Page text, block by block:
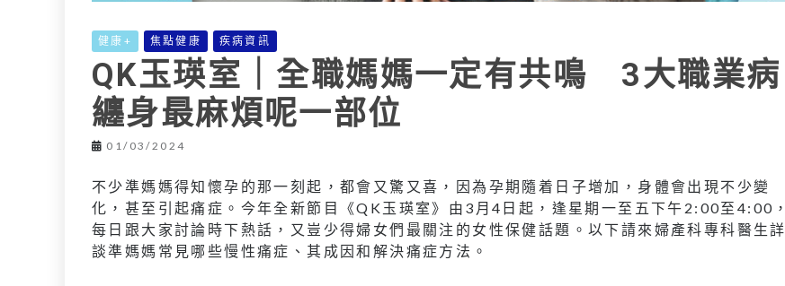
健康+ 焦點健康 疾病資訊
QK玉瑛室｜全職媽媽一定有共鳴 3大職業病
纏身最麻煩呢一部位
01/03/2024
不少準媽媽得知懷孕的那一刻起，都會又驚又喜，因為孕期隨着日子增加，身體會出現不少變
化，甚至引起痛症。今年全新節目《QK玉瑛室》由3月4日起，逢星期一至五下午2:00至4:00，
每日跟大家討論時下熱話，又豈少得婦女們最關注的女性保健話題。以下請來婦產科專科醫生詳
談準媽媽常見哪些慢性痛症、其成因和解決痛症方法。